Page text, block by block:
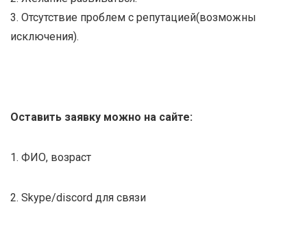
3. Отсутствие проблем с репутацией(возможны
исключения).
Оставить заявку можно на сайте:
1. ФИО, возраст
2. Skype/discord для связи